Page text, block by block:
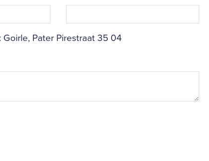
Pater Pirestraat 35 04